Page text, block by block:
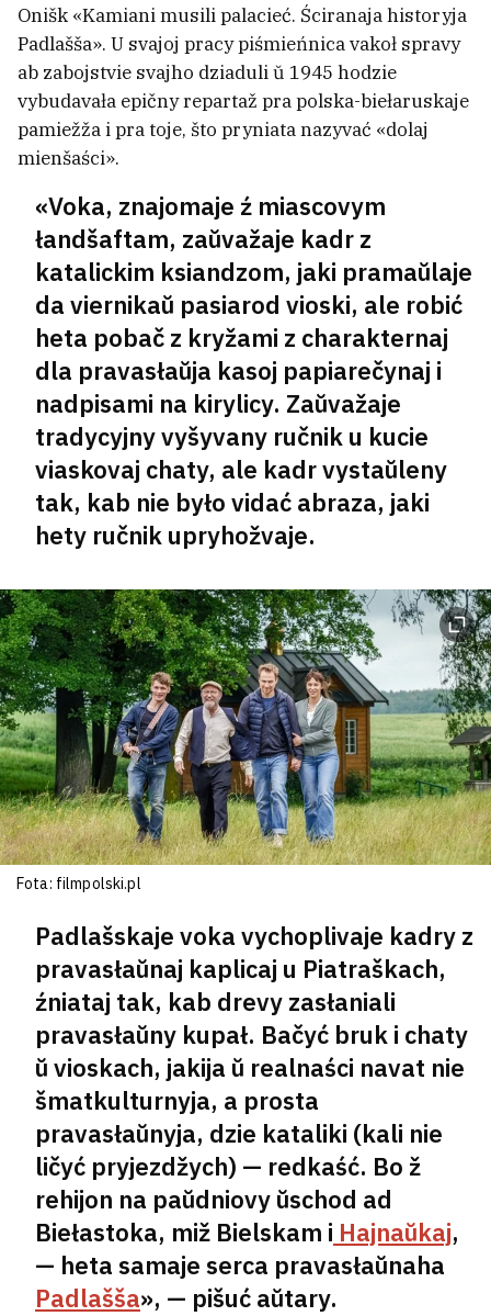
Onišk «Kamiani musili palacieć. Ściranaja historyja
Padlašša». U svajoj pracy piśmieńnica vakoł spravy
ab zabojstvie svajho dziaduli ŭ 1945 hodzie
vybudavała epičny repartaž pra polska-biełaruskaje
pamiežža i pra toje, što pryniata nazyvać «dolaj
mienšaści».
«Voka, znajomaje ź miascovym
łandšaftam, zaŭvažaje kadr z
katalickim ksiandzom, jaki pramaŭlaje
da viernikaŭ pasiarod vioski, ale robić
heta pobač z kryžami z charakternaj
dla pravasłaŭja kasoj papiarečynaj i
nadpisami na kirylicy. Zaŭvažaje
tradycyjny vyšyvany ručnik u kucie
viaskovaj chaty, ale kadr vystaŭleny
tak, kab nie było vidać abraza, jaki
hety ručnik upryhožvaje.
Fota: filmpolski.pl
Padlašskaje voka vychoplivaje kadry z
pravasłaŭnaj kaplicaj u Piatraškach,
źniataj tak, kab drevy zasłaniali
pravasłaŭny kupał. Bačyć bruk i chaty
ŭ vioskach, jakija ŭ realnaści navat nie
šmatkulturnyja, a prosta
pravasłaŭnyja, dzie kataliki (kali nie
ličyć pryjezdžych) — redkaść. Bo ž
rehijon na paŭdniovy ŭschod ad
Biełastoka, miž Bielskam i Hajnaŭkaj,
— heta samaje serca pravasłaŭnaha
Padlašša», — pišuć aŭtary.